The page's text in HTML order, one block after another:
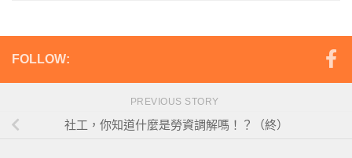
FOLLOW:
PREVIOUS STORY
社工，你知道什麼是勞資調解嗎！？（終）